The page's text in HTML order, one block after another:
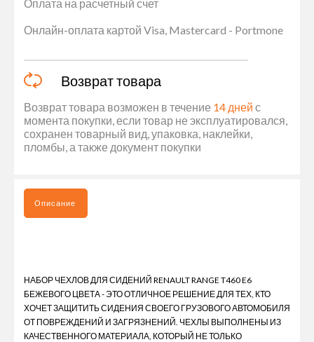
Оплата на расчетный счет
Онлайн-оплата картой Visa, Mastercard - Portmone
Возврат товара
Возврат товара возможен в течение 14 дней с
момента покупки, если товар не эксплуатировался,
сохранен товарный вид, упаковка, наклейки,
пломбы, а также документ покупки
Описание
НАБОР ЧЕХЛОВ ДЛЯ СИДЕНИЙ RENAULT RANGE T460 E6
БЕЖЕВОГО ЦВЕТА - ЭТО ОТЛИЧНОЕ РЕШЕНИЕ ДЛЯ ТЕХ, КТО
ХОЧЕТ ЗАЩИТИТЬ СИДЕНИЯ СВОЕГО ГРУЗОВОГО АВТОМОБИЛЯ
ОТ ПОВРЕЖДЕНИЙ И ЗАГРЯЗНЕНИЙ. ЧЕХЛЫ ВЫПОЛНЕНЫ ИЗ
КАЧЕСТВЕННОГО МАТЕРИАЛА, КОТОРЫЙ НЕ ТОЛЬКО